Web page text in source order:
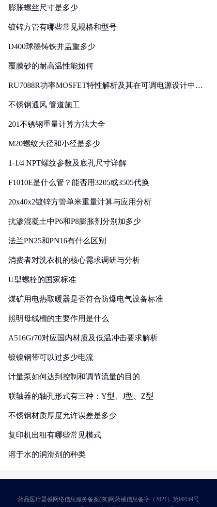
膨胀螺丝尺寸是多少
镀锌方管有哪些常见规格和型号
D400球墨铸铁井盖重多少
覆膜砂的耐高温性能如何
RU7088R功率MOSFET特性解析及其在可调电源设计中的
不锈钢通风 管道施工
201不锈钢重量计算方法大全
M20螺纹大径和小径是多少
1-1/4 NPT螺纹参数及底孔尺寸详解
F1010E是什么管？能否用3205或3505代换
20x40x2镀锌方管单米重量计算与应用分析
抗渗混凝土中P6和P8膨胀剂分别加多少
法兰PN25和PN16有什么区别
消费者对洗衣机的核心需求调研与分析
U型螺栓的国家标准
煤矿用电热取暖器是否符合防爆电气设备标准
照明母线槽的主要作用是什么
A516Gr70对应国内材质及低温冲击要求解析
镀镍钢带可以过多少电流
计量泵如何达到控制和调节流量的目的
联轴器的轴孔形式有三种：Y型、J型、Z型
不锈钢材质厚度允许误差是多少
复印机出租有哪些常见模式
溶于水的润滑剂的种类
药品医疗器械网络信息服务备案(京)网药械信息备字（2021）第00159号